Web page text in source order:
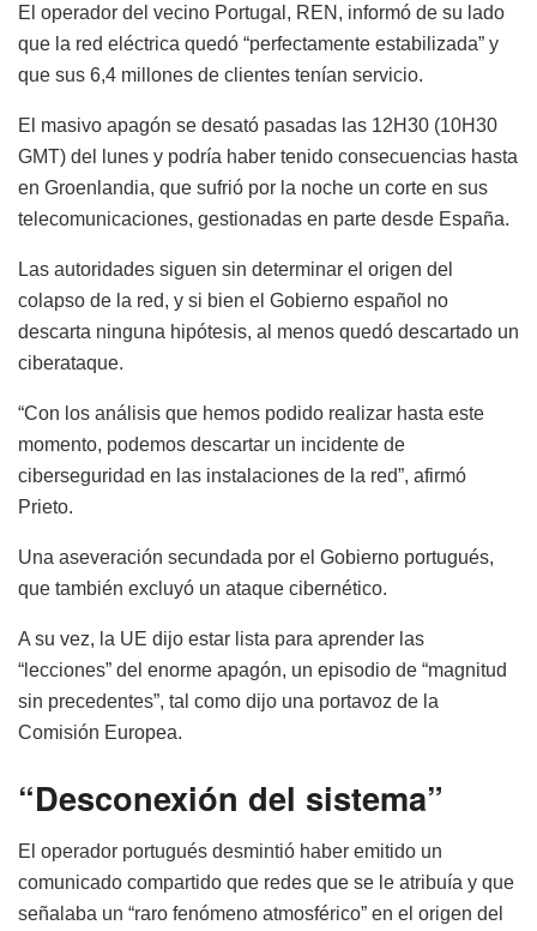
El operador del vecino Portugal, REN, informó de su lado
que la red eléctrica quedó “perfectamente estabilizada” y
que sus 6,4 millones de clientes tenían servicio.
El masivo apagón se desató pasadas las 12H30 (10H30
GMT) del lunes y podría haber tenido consecuencias hasta
en Groenlandia, que sufrió por la noche un corte en sus
telecomunicaciones, gestionadas en parte desde España.
Las autoridades siguen sin determinar el origen del
colapso de la red, y si bien el Gobierno español no
descarta ninguna hipótesis, al menos quedó descartado un
ciberataque.
“Con los análisis que hemos podido realizar hasta este
momento, podemos descartar un incidente de
ciberseguridad en las instalaciones de la red”, afirmó
Prieto.
Una aseveración secundada por el Gobierno portugués,
que también excluyó un ataque cibernético.
A su vez, la UE dijo estar lista para aprender las
“lecciones” del enorme apagón, un episodio de “magnitud
sin precedentes”, tal como dijo una portavoz de la
Comisión Europea.
“Desconexión del sistema”
El operador portugués desmintió haber emitido un
comunicado compartido que redes que se le atribuía y que
señalaba un “raro fenómeno atmosférico” en el origen del